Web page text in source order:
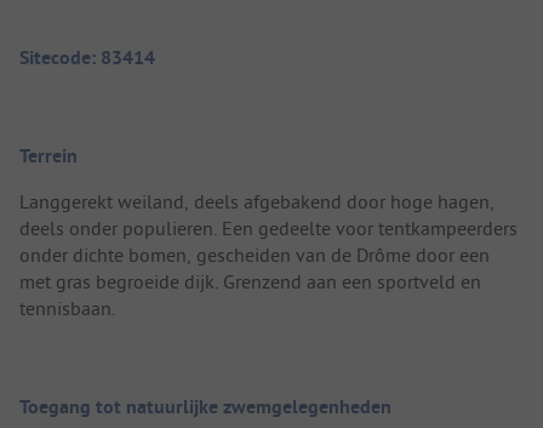
Sitecode: 83414
Terrein
Langgerekt weiland, deels afgebakend door hoge hagen,
deels onder populieren. Een gedeelte voor tentkampeerders
onder dichte bomen, gescheiden van de Drôme door een
met gras begroeide dijk. Grenzend aan een sportveld en
tennisbaan.
Toegang tot natuurlijke zwemgelegenheden